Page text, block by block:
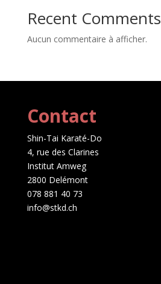
Recent Comments
Aucun commentaire à afficher.
Contact
Shin-Tai Karaté-Do
4, rue des Clarines
Institut Amweg
2800 Delémont
078 881 40 73
info@stkd.ch